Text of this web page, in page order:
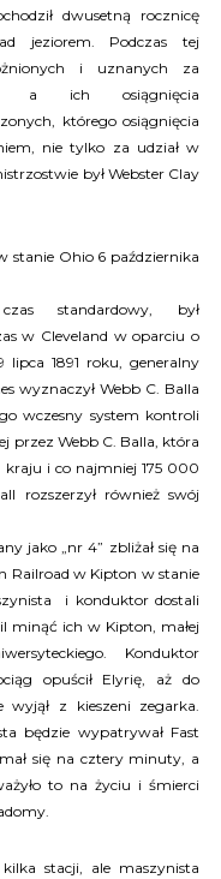
dwusetną rocznicę
jeziorem. Podczas tej
i uznanych za
a ich osiągnięcia
którego osiągnięcia
nie tylko za udział w
był Webster Clay
stanie Ohio 6 października
standardowy, był
w Cleveland w oparciu o
1891 roku, generalny
wyznaczył Webb C. Balla
wczesny system kontroli
przez Webb C. Balla, która
kraju i co najmniej 175 000
rozszerzył również swój
jako „nr 4” zbliżał się na
Railroad w Kipton w stanie
i konduktor dostali
minąć ich w Kipton, małej
Konduktor
opuścił Elyrię, aż do
z kieszeni zegarka.
będzie wypatrywał Fast
się na cztery minuty, a
to na życiu i śmierci
stacji, ale maszynista